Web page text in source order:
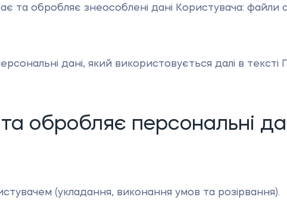
та обробляє знеособлені дані Користувача: файли
дані, який використовується далі в тексті
обробляє персональні
(укладання, виконання умов та розірвання).